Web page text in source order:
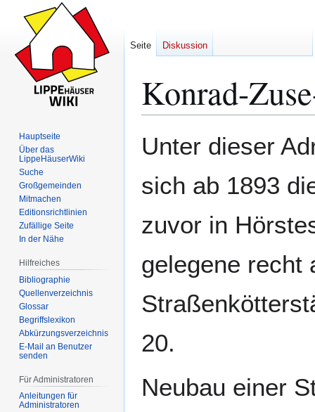
Konrad-
springen
springen
Unter dieser
sich ab 1893
zuvor in
gelegene recht
20.
Neubau einer
Seite Diskussion
Hauptseite
Über das
LippeHäuserWiki
Suche
Großgemeinden
Mitmachen
Editionsrichtlinien
Zufällige Seite
In der Nähe
Hilfreiches
Bibliographie
Quellenverzeichnis
Glossar
Begriffslexikon
Abkürzungsverzeichnis
E-Mail an Benutzer
senden
Für Administratoren
Anleitungen für
Administratoren